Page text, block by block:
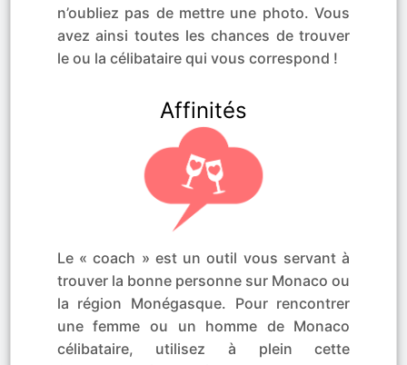
n’oubliez pas de mettre une photo. Vous
avez ainsi toutes les chances de trouver
le ou la célibataire qui vous correspond !
Affinités
Le « coach » est un outil vous servant à
trouver la bonne personne sur Monaco ou
la région Monégasque. Pour rencontrer
une femme ou un homme de Monaco
célibataire, utilisez à plein cette